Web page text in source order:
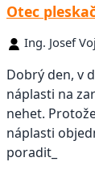
Otec
Ing. Josef
Dobrý den, v
náplasti na
nehet.
náplasti
poradit_